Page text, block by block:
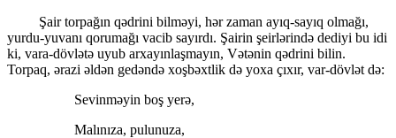
Şair torpağın qədrini bilməyi, hər zaman ayıq-sayıq olmağı,
yurdu-yuvanı qorumağı vacib sayırdı. Şairin şeirlərində dediyi bu idi
ki, vara-dövlətə uyub arxayınlaşmayın, Vətənin qədrini bilin.
Torpaq, ərazi əldən gedəndə xoşbəxtlik də yoxa çıxır, var-dövlət də:
Sevinməyin boş yerə,
Malınıza, pulunuza,